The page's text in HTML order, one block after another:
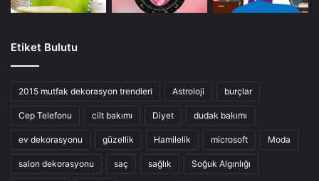
Etiket Bulutu
2015 mutfak dekorasyon trendleri Astroloji burçlar
Cep Telefonu cilt bakımı Diyet dudak bakımı
ev dekorasyonu güzellik Hamilelik microsoft Moda
salon dekorasyonu saç sağlık Soğuk Algınlığı